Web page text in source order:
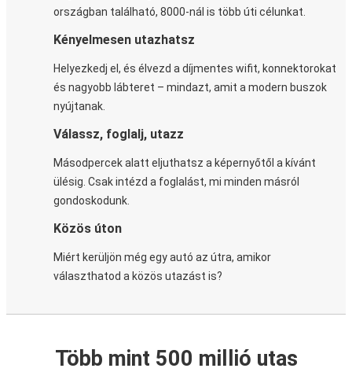
országban található, 8000-nál is több úti célunkat.
Kényelmesen utazhatsz
Helyezkedj el, és élvezd a díjmentes wifit, konnektorokat
és nagyobb lábteret – mindazt, amit a modern buszok
nyújtanak.
Válassz, foglalj, utazz
Másodpercek alatt eljuthatsz a képernyőtől a kívánt
ülésig. Csak intézd a foglalást, mi minden másról
gondoskodunk.
Közös úton
Miért kerüljön még egy autó az útra, amikor
választhatod a közös utazást is?
Több mint 500 millió utas